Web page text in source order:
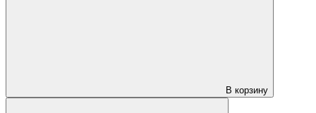
В корзину